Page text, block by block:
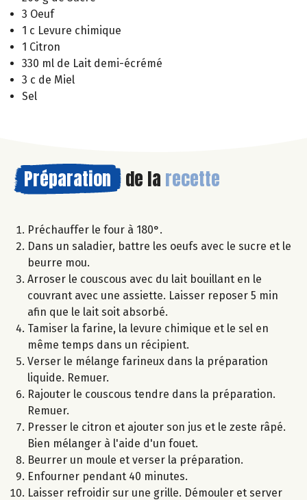
3 Oeuf
1 c Levure chimique
1 Citron
330 ml de Lait demi-écrémé
3 c de Miel
Sel
Préparation de la recette
Préchauffer le four à 180°.
Dans un saladier, battre les oeufs avec le sucre et le
beurre mou.
Arroser le couscous avec du lait bouillant en le
couvrant avec une assiette. Laisser reposer 5 min
afin que le lait soit absorbé.
Tamiser la farine, la levure chimique et le sel en
même temps dans un récipient.
Verser le mélange farineux dans la préparation
liquide. Remuer.
Rajouter le couscous tendre dans la préparation.
Remuer.
Presser le citron et ajouter son jus et le zeste râpé.
Bien mélanger à l'aide d'un fouet.
Beurrer un moule et verser la préparation.
Enfourner pendant 40 minutes.
Laisser refroidir sur une grille. Démouler et server